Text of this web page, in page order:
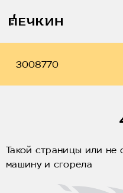
Такой страницы или не
машину и сгорела